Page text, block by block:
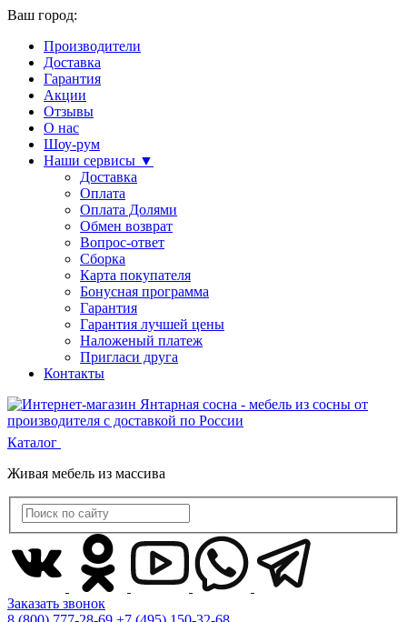
Ваш город:
Производители
Доставка
Гарантия
Акции
Отзывы
О нас
Шоу-рум
Наши сервисы ▼
Доставка
Оплата
Оплата Долями
Обмен возврат
Вопрос-ответ
Сборка
Карта покупателя
Бонусная программа
Гарантия
Гарантия лучшей цены
Наложеный платеж
Пригласи друга
Контакты
Каталог
Живая мебель из массива
Заказать звонок